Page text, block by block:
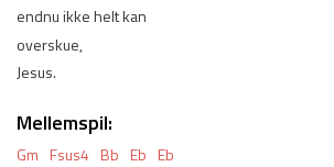
endnu ikke helt kan
overskue,
Jesus.
Mellemspil:
Gm Fsus4 Bb Eb Eb